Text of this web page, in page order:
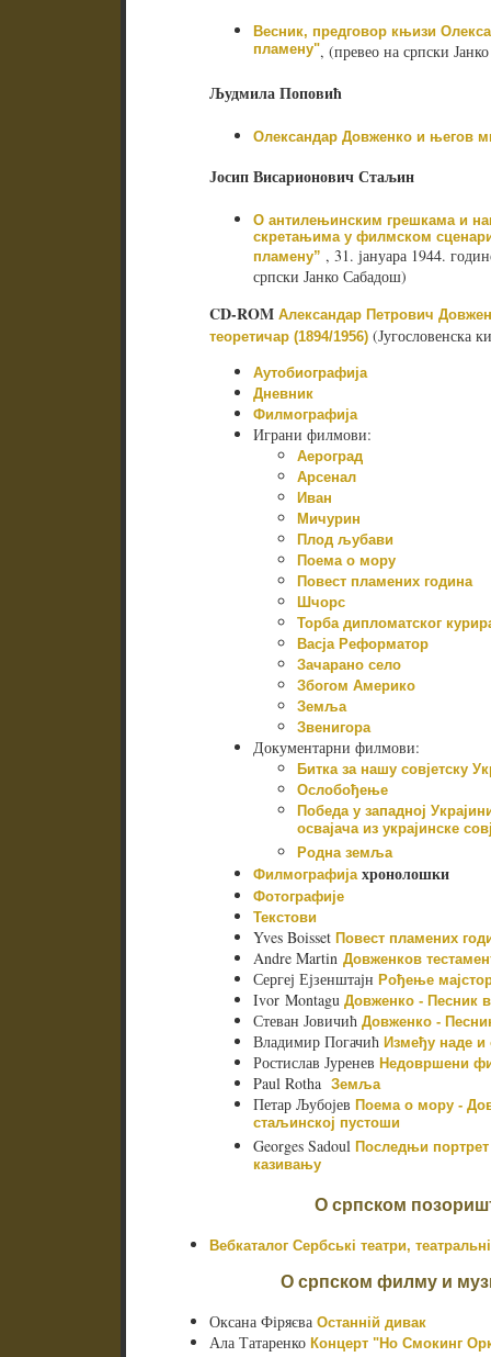
Весник, предговор књизи
пламену", (превео на српски
Људмила Поповић
Олександар Довженко и његов
Јосип Висарионович Стаљин
О антилењинским грешкама и
скретањима у филмском
пламену” , 31. јануара 1944.
српски Јанко Сабадош)
CD-ROM Александар Петрович
теоретичар (1894/1956)(Југословенска
Аутобиографија
Дневник
Филмографија
Играни филмови:
Аероград
Арсенал
Иван
Мичурин
Плод љубави
Поема о мору
Повест пламених година
Шчорс
Торба дипломатског
Васја Реформатор
Зачарано село
Збогом Америко
Земља
Звенигора
Документарни филмови:
Битка за нашу совјетску
Ослобођење
Победа у западној
освајача из украјинске
Родна земља
Филмографијахронолошки
Фотографије
Текстови
Yves Boisset Повест пламених
Andre Martin Довженков
Сергеј Ејзенштајн Рођење
Ivor Montagu Довженко - Песник
Стеван Јовичић Довженко -
Владимир Погачић Између наде и
Ростислав Јуренев Недовршени
Paul Rotha Земља
Петар Љубојев Поема о мору -
стаљинској пустоши
Georges Sadoul Последњи
казивању
О српском
Вебкаталог Сербські театри,
О српском филму и
Оксана Фіряєва Останній дивак
Ала Татаренко Концерт "Но Смокинг